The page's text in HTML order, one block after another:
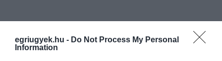
egriugyek.hu - Do Not Process My Personal
Information
Zsigó Róbert, a Földművelésügyi Minisztérium
államtitkára zárszavában azt mondta: a